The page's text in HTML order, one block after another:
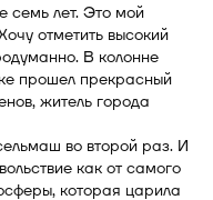
семь лет. Это мой
отметить высокий
В колонне
прошел прекрасный
житель города
во второй раз. И
как от самого
которая царила